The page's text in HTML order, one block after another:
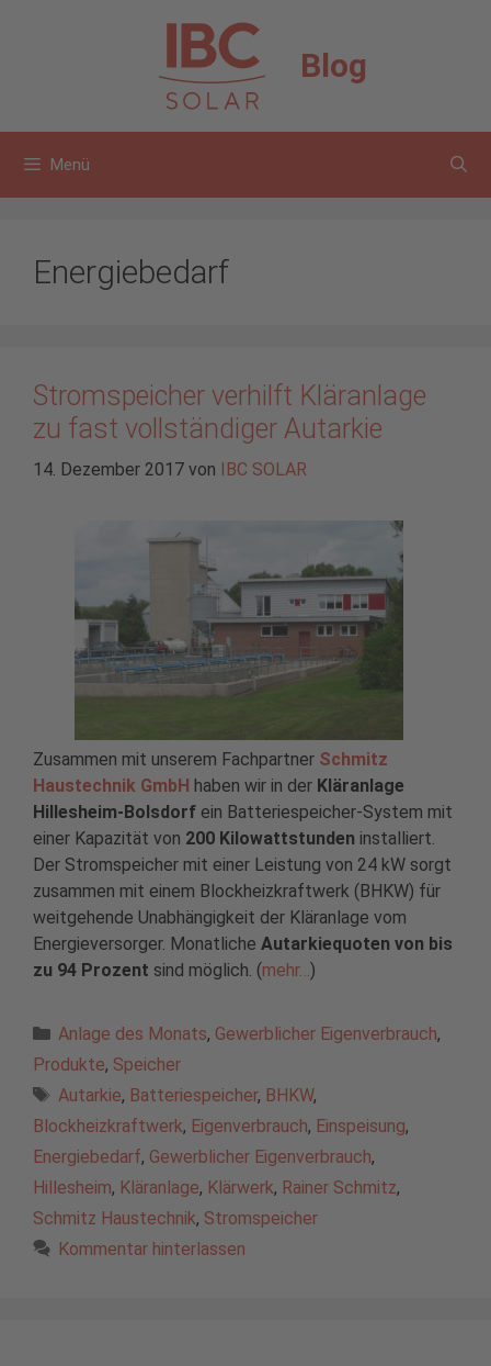
Blog
Menü
Energiebedarf
Stromspeicher verhilft Kläranlage
zu fast vollständiger Autarkie
14. Dezember 2017 von IBC SOLAR
Zusammen mit unserem Fachpartner Schmitz
Haustechnik GmbH haben wir in der Kläranlage
Hillesheim-Bolsdorf ein Batteriespeicher-System mit
einer Kapazität von 200 Kilowattstunden installiert.
Der Stromspeicher mit einer Leistung von 24 kW sorgt
zusammen mit einem Blockheizkraftwerk (BHKW) für
weitgehende Unabhängigkeit der Kläranlage vom
Energieversorger. Monatliche Autarkiequoten von bis
zu 94 Prozent sind möglich. (mehr…)
Kategorien
Anlage des Monats, Gewerblicher Eigenverbrauch,
Produkte, Speicher
Schlagwörter
Autarkie, Batteriespeicher, BHKW,
Blockheizkraftwerk, Eigenverbrauch, Einspeisung,
Energiebedarf, Gewerblicher Eigenverbrauch,
Hillesheim, Kläranlage, Klärwerk, Rainer Schmitz,
Schmitz Haustechnik, Stromspeicher
Kommentar hinterlassen